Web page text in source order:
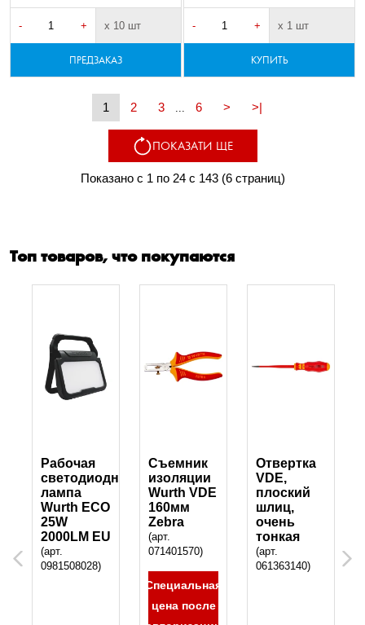
- + х 10 шт
ПРЕДЗАКАЗ
- + х 1 шт
КУПИТЬ
1 2 3 6 > >|
ПОКАЗАТИ ЩЕ
Показано с 1 по 24 с 143 (6 страниц)
Топ товаров, что покупаются
Previous
Рабочая
светодиодная
лампа
Wurth ECO
25W
2000LM EU
(арт.
0981508028)
Съемник
изоляции
Wurth VDE
160мм
Zebra
(арт.
071401570)
Специальная
цена после
Отвертка
VDE,
плоский
шлиц,
очень
тонкая
(арт.
061363140)
Next